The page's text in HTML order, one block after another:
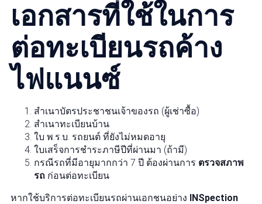
เอกสารที่ใช้ในการ
ต่อทะเบียนรถค้าง
ไฟแนนซ์
สำเนาบัตรประชาชนเจ้าของรถ (ผู้เช่าซื้อ)
สำเนาทะเบียนบ้าน
ใบ พ.ร.บ. รถยนต์ ที่ยังไม่หมดอายุ
ใบเสร็จการชำระภาษีปีที่ผ่านมา (ถ้ามี)
กรณีรถที่มีอายุมากกว่า 7 ปี ต้องผ่านการ ตรวจสภาพ
รถ ก่อนต่อทะเบียน
หากใช้บริการต่อทะเบียนรถผ่านเอกชนอย่าง INSpection